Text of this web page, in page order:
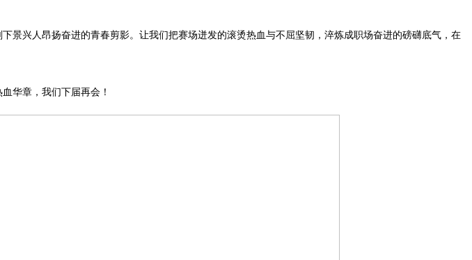
景兴人昂扬奋进的青春剪影。让我们把赛场迸发的滚烫热血与不屈坚韧，淬炼成职场奋进的磅礴底气，在
华章，我们下届再会！